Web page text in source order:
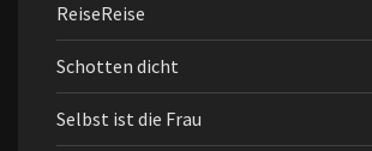
ReiseReise
Schotten dicht
Selbst ist die Frau